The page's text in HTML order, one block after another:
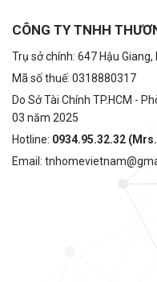
CÔNG TY TNHH
Trụ sở chính: 647 Hậu
Mã số thuế: 0318880317
Do Sở Tài Chính TP.HCM -
03 năm 2025
Hotline: 0934.95.32.32
Email: